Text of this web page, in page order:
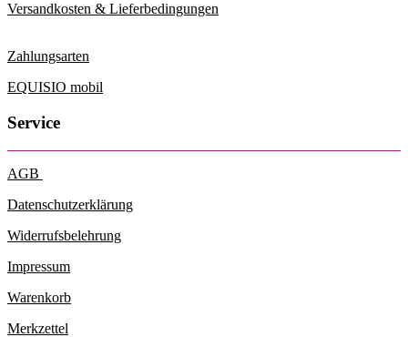
Versandkosten & Lieferbedingungen
Zahlungsarten
EQUISIO mobil
Service
AGB
Datenschutzerklärung
Widerrufsbelehrung
Impressum
Warenkorb
Merkzettel